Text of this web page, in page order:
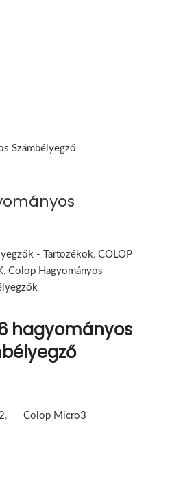
- Tartozékok, COLOP
, Colop Hagyományos
hagyományos
, Colop Micro3